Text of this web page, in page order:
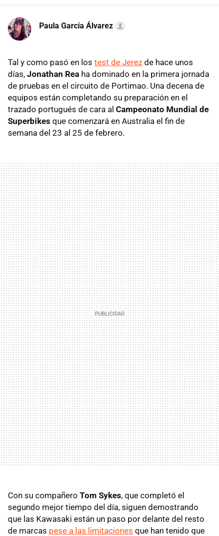
Paula García Álvarez
Tal y como pasó en los test de Jerez de hace unos
días, Jonathan Rea ha dominado en la primera jornada
de pruebas en el circuito de Portimao. Una decena de
equipos están completando su preparación en el
trazado portugués de cara al Campeonato Mundial de
Superbikes que comenzará en Australia el fin de
semana del 23 al 25 de febrero.
Con su compañero Tom Sykes, que completó el
segundo mejor tiempo del día, siguen demostrando
que las Kawasaki están un paso por delante del resto
de marcas pese a las limitaciones que han tenido que